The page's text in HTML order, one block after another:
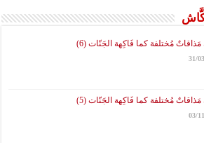
مُختلفة كما فَاكِهة الجَنّات (6)
مُختلفة كما فَاكِهة الجَنّات (5)